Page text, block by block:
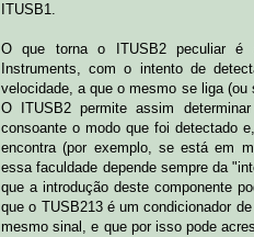
ITUSB1.
O que torna o ITUSB2 peculiar é
Instruments, com o intento de
velocidade, a que o mesmo se liga
O ITUSB2 permite assim
consoante o modo que foi detectado
encontra (por exemplo, se está em
essa faculdade depende sempre da
que a introdução deste componente
que o TUSB213 é um condicionador
mesmo sinal, e que por isso pode